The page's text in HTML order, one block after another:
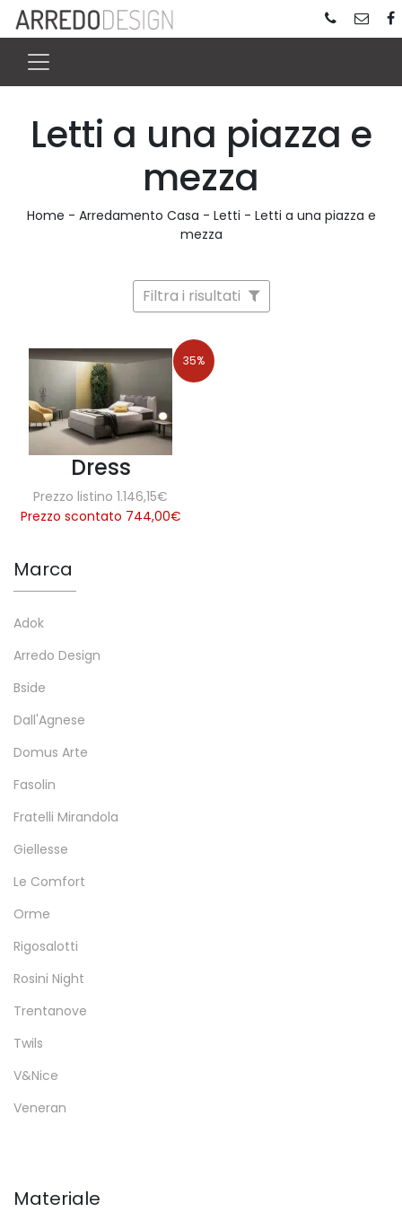
Letti a una piazza e
mezza
Home - Arredamento Casa - Letti - Letti a una piazza e
mezza
Filtra i risultati
35%
Dress
Prezzo listino 1.146,15€
Prezzo scontato 744,00€
Marca
Adok
Arredo Design
Bside
Dall'Agnese
Domus Arte
Fasolin
Fratelli Mirandola
Giellesse
Le Comfort
Orme
Rigosalotti
Rosini Night
Trentanove
Twils
V&Nice
Veneran
Materiale